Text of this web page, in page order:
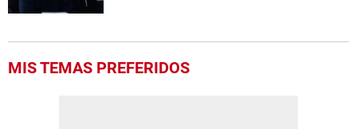
MIS TEMAS PREFERIDOS